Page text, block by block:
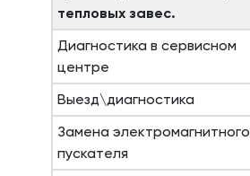
тепловых завес.
Диагностика в сервисном
центре
Выезд\диагностика
Замена электромагнитного
пускателя